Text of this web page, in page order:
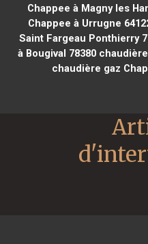
Chappee à Magny les
Chappee à Urrugne
Saint Fargeau Ponthierry
à Bougival 78380chaudière
chaudière gaz